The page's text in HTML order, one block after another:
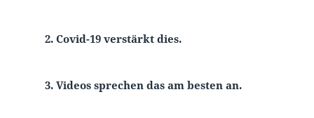
2. Covid-19 verstärkt dies.
3. Videos sprechen das am besten an.